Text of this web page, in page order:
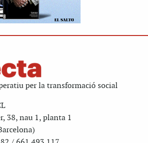
per la transformació social
38, nau 1, planta 1